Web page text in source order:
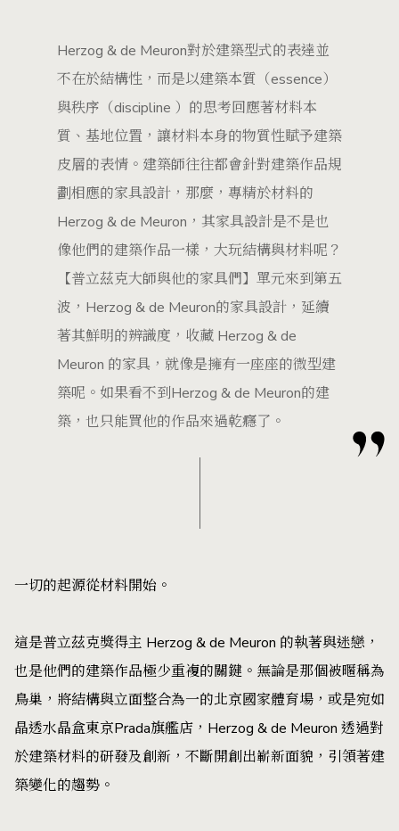
Herzog & de Meuron對於建築型式的表達並
不在於結構性，而是以建築本質（essence）
與秩序（discipline ）的思考回應著材料本
質、基地位置，讓材料本身的物質性賦予建築
皮層的表情。建築師往往都會針對建築作品規
劃相應的家具設計，那麼，專精於材料的
Herzog & de Meuron，其家具設計是不是也
像他們的建築作品一樣，大玩結構與材料呢？
【普立茲克大師與他的家具們】單元來到第五
波，Herzog & de Meuron的家具設計，延續
著其鮮明的辨識度，收藏 Herzog & de
Meuron 的家具，就像是擁有一座座的微型建
築呢。如果看不到Herzog & de Meuron的建
築，也只能買他的作品來過乾癮了。
一切的起源從材料開始。
這是普立茲克獎得主 Herzog & de Meuron 的執著與迷戀，
也是他們的建築作品極少重複的關鍵。無論是那個被暱稱為
鳥巢，將結構與立面整合為一的北京國家體育場，或是宛如
晶透水晶盒東京Prada旗艦店，Herzog & de Meuron 透過對
於建築材料的研發及創新，不斷開創出嶄新面貌，引領著建
築變化的趨勢。